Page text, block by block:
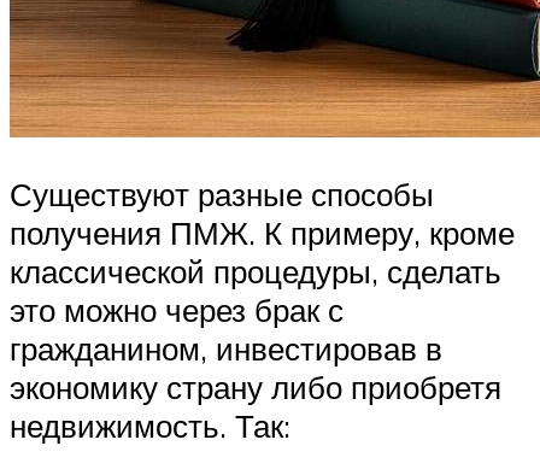
Существуют разные способы
получения ПМЖ. К примеру, кроме
классической процедуры, сделать
это можно через брак с
гражданином, инвестировав в
экономику страну либо приобретя
недвижимость. Так: